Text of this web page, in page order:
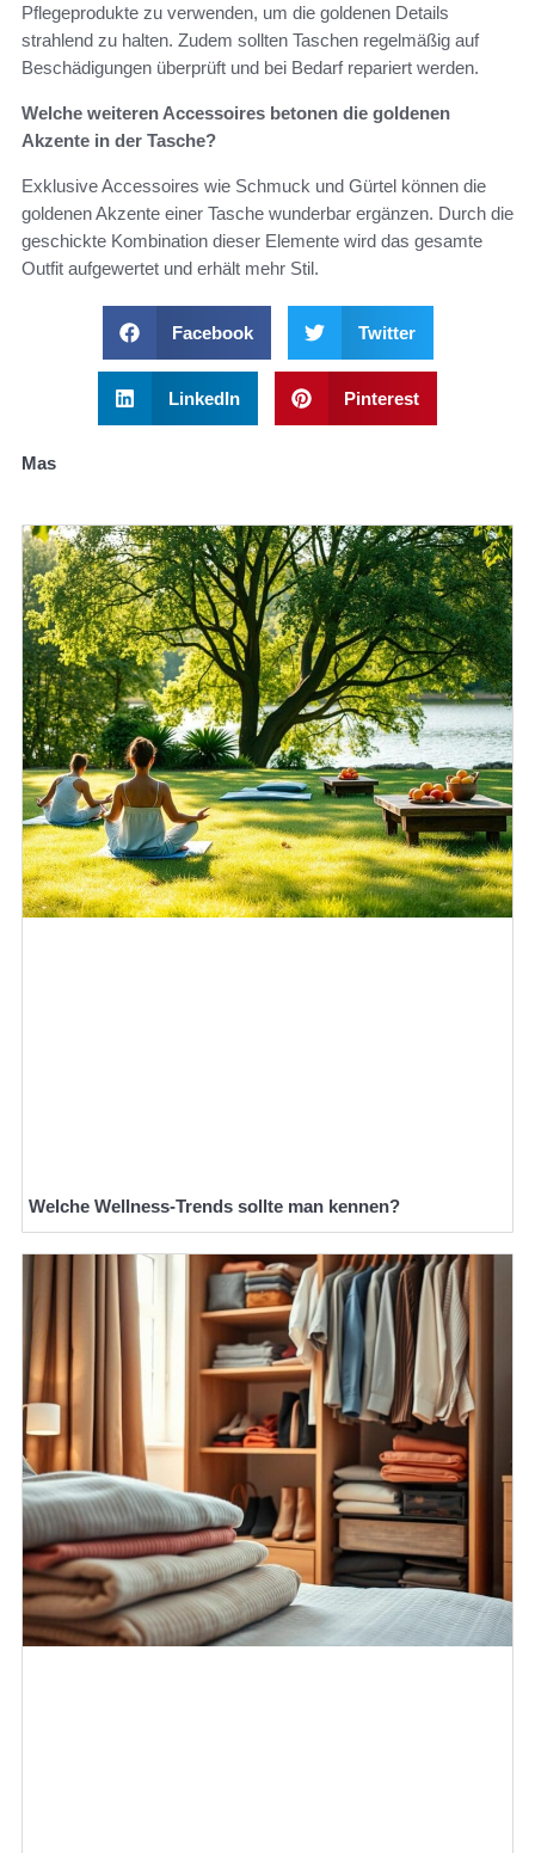
Pflegeprodukte zu verwenden, um die goldenen Details
strahlend zu halten. Zudem sollten Taschen regelmäßig auf
Beschädigungen überprüft und bei Bedarf repariert werden.
Welche weiteren Accessoires betonen die goldenen
Akzente in der Tasche?
Exklusive Accessoires wie Schmuck und Gürtel können die
goldenen Akzente einer Tasche wunderbar ergänzen. Durch die
geschickte Kombination dieser Elemente wird das gesamte
Outfit aufgewertet und erhält mehr Stil.
Facebook Twitter
LinkedIn Pinterest
Mas
Welche Wellness-Trends sollte man kennen?